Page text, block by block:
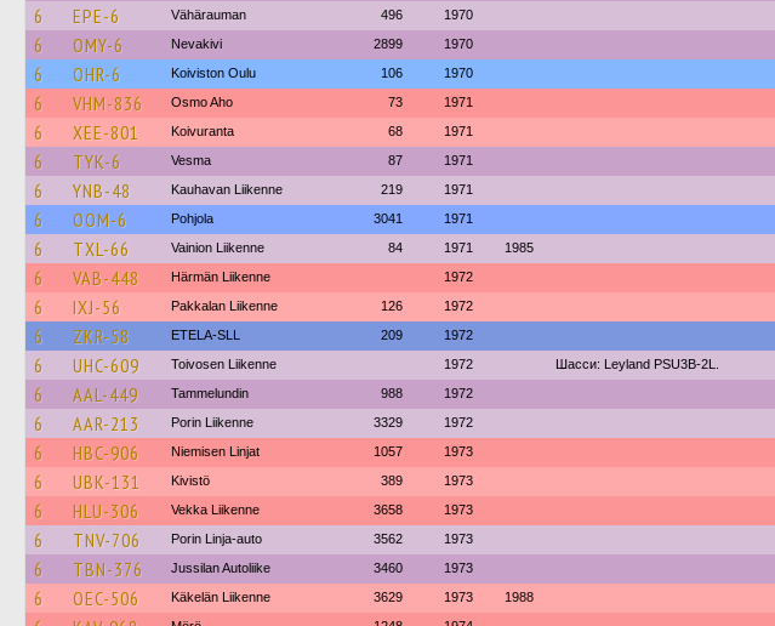
6 EPE-6 Vähärauman 496 1970
6 OMY-6 Nevakivi 2899 1970
6 OHR-6 Koiviston Oulu 106 1970
6 VHM-836 Osmo Aho 73 1971
6 XEE-801 Koivuranta 68 1971
6 TYK-6 Vesma 87 1971
6 YNB-48 Kauhavan Liikenne 219 1971
6 OOM-6 Pohjola 3041 1971
6 TXL-66 Vainion Liikenne 84 1971 1985
6 VAB-448 Härmän Liikenne 1972
6 IXJ-56 Pakkalan Liikenne 126 1972
6 ZKR-58 ETELA-SLL 209 1972
6 UHC-609 Toivosen Liikenne 1972 Шасси: Leyland PSU3B-2L.
6 AAL-449 Tammelundin 988 1972
6 AAR-213 Porin Liikenne 3329 1972
6 HBC-906 Niemisen Linjat 1057 1973
6 UBK-131 Kivistö 389 1973
6 HLU-306 Vekka Liikenne 3658 1973
6 TNV-706 Porin Linja-auto 3562 1973
6 TBN-376 Jussilan Autoliike 3460 1973
6 OEC-506 Käkelän Liikenne 3629 1973 1988